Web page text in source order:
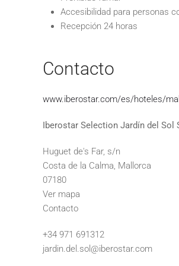
Accesibilidad para personas
Recepción 24 horas
Contacto
www.iberostar.com/es/hoteles/
Iberostar Selection Jardín del Sol
Huguet de's Far, s/n
Costa de la Calma, Mallorca
07180
Ver mapa
Contacto
+34 971 691312
jardin.del.sol@iberostar.com